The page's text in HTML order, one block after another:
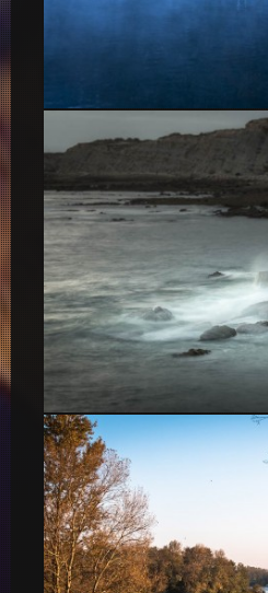
Brumes sur le Lac Tête d’or
Plages et rochers, Sao